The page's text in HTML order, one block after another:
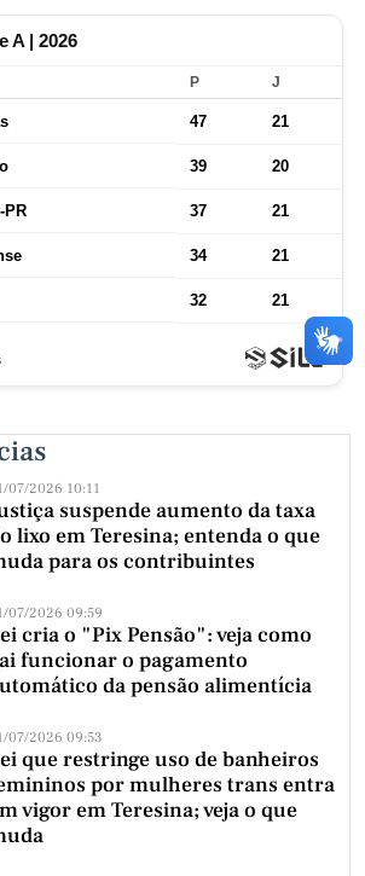
07/2026 10:11
suspende aumento da taxa
lixo em Teresina; entenda o que
para os contribuintes
07/2026 09:59
cria o "Pix Pensão": veja como
funcionar o pagamento
da pensão alimentícia
07/2026 09:53
que restringe uso de banheiros
por mulheres trans entra
vigor em Teresina; veja o que